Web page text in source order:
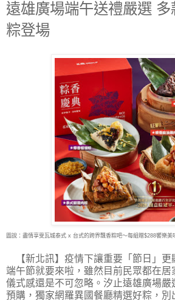
遠雄廣場端午送禮嚴選
粽登場
圖說：盡情享受瓦城泰式 x 台式的跨界飄香粽吧～每組贈$288饗樂美
【新北訊】疫情下讓重要「節日」更
端午節就要來啦，雖然目前民眾都在居
儀式感還是不可忽略。汐止遠雄廣場嚴
預購，獨家網羅異國餐廳精選好粽，別